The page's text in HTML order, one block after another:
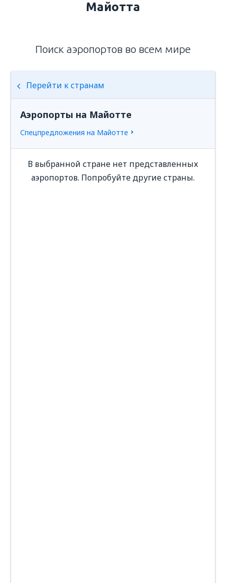
Майотта
Поиск аэропортов во всем мире
Перейти к странам
Аэропорты на Майотте
Спецпредложения на Майотте
В выбранной стране нет представленных
аэропортов. Попробуйте другие страны.